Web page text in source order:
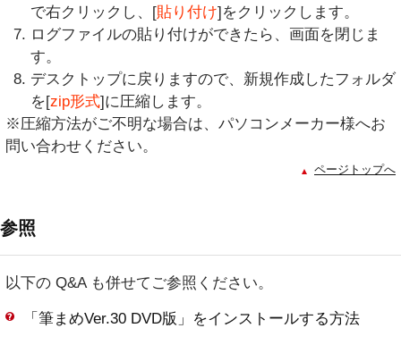
で右クリックし、[貼り付け]をクリックします。
ログファイルの貼り付けができたら、画面を閉じま
す。
デスクトップに戻りますので、新規作成したフォルダ
を[zip形式]に圧縮します。
※圧縮方法がご不明な場合は、パソコンメーカー様へお
問い合わせください。
ページトップへ
参照
以下の Q&A も併せてご参照ください。
「筆まめVer.30 DVD版」をインストールする方法